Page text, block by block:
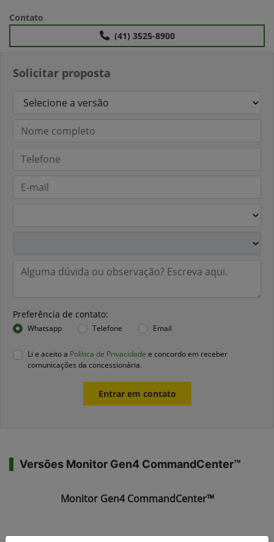
Solicitar proposta
Preferência de contato:
Whatsapp Telefone Email
Li e aceito a Política de Privacidade e concordo em receber
comunicações da concessionária.
Entrar em contato
Contato
(41) 3525-8900
Versões Monitor Gen4 CommandCenter™
Monitor Gen4 CommandCenter™